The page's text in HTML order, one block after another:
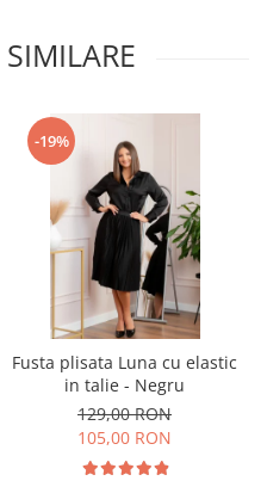
-19%
Fusta plisata Luna cu elastic
in talie - Negru
129,00 RON
105,00 RON